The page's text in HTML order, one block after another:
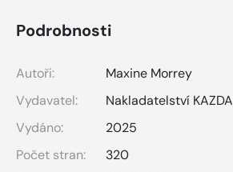
Podrobnosti
Autoři:
Maxine Morrey
Vydavatel:
Nakladatelství KAZDA
Vydáno:
2025
Počet stran:
320